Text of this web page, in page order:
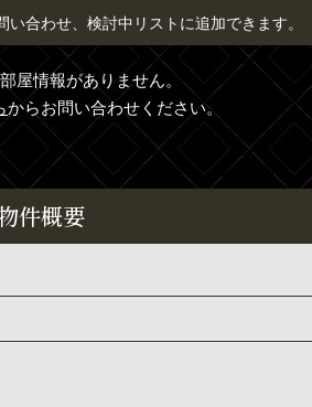
合わせ、検討中リストに追加できます。
屋情報がありません。
からお問い合わせください。
件概要